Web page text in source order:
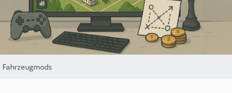
Fahrzeugmods